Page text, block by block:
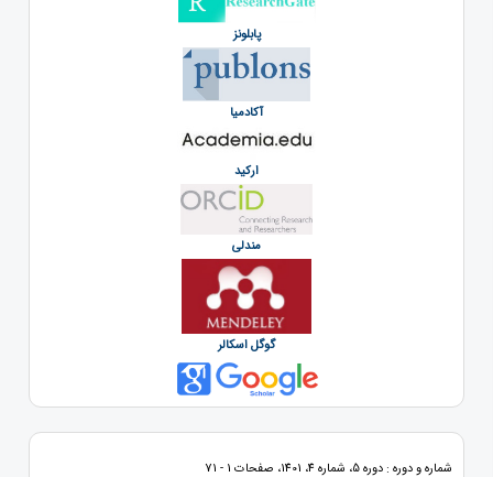
پابلونز
آکادمیا
ارکید
مندلی
گوگل اسکالر
شماره و دوره : دوره 5، شماره 4، 1401، صفحات 1 - 71